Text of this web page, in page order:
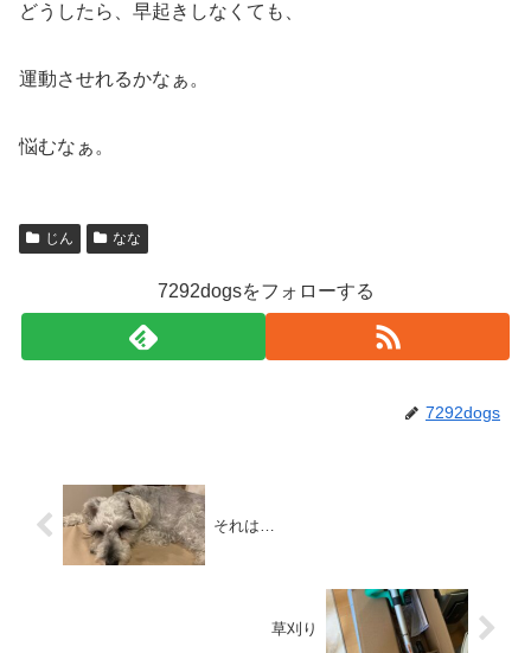
どうしたら、早起きしなくても、
運動させれるかなぁ。
悩むなぁ。
じん なな
7292dogsをフォローする
7292dogs
それは…
草刈り